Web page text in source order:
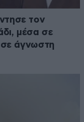
τον
μέσα σε
σε άγνωστη